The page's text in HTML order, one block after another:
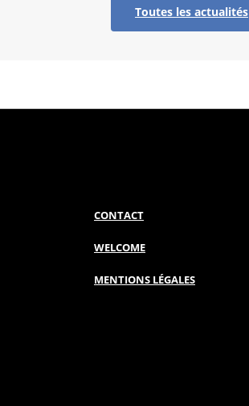
Toutes les actualités
CONTACT
WELCOME
MENTIONS LÉGALES